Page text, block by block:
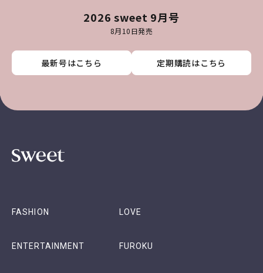
2026 sweet 9月号
8月10日発売
最新号はこちら 定期購読はこちら
最新号はこちら 定期購読はこちら
最新号はこちら 定期購読はこちら
最新号はこちら 定期購読はこちら
FASHION LOVE
ENTERTAINMENT FUROKU